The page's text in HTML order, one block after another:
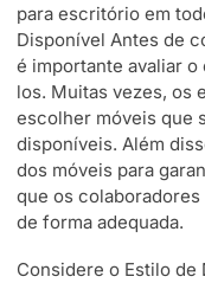
para escritório em
Disponível Antes de
é importante avaliar
los. Muitas vezes, os
escolher móveis que
disponíveis. Além
dos móveis para
que os
de forma adequada.
Considere o Estilo de